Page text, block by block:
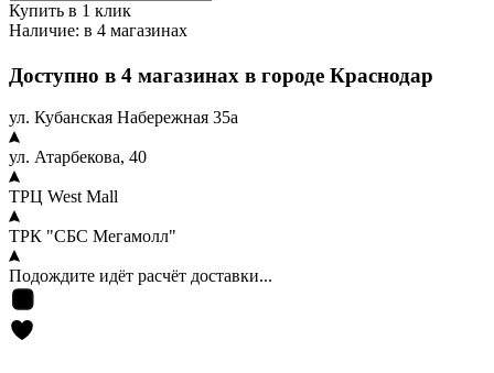
Купить в 1 клик
Наличие: в 4 магазинах
Доступно в 4 магазинах в городе Краснодар
ул. Кубанская Набережная 35а
ул. Атарбекова, 40
ТРЦ West Mall
ТРК "СБС Мегамолл"
Подождите идёт расчёт доставки...